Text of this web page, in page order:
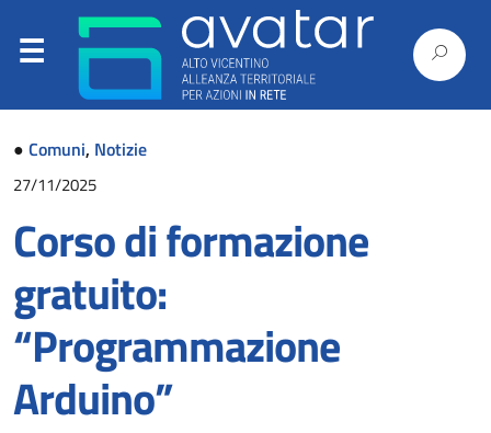
● Comuni, Notizie
27/11/2025
Corso di formazione
gratuito:
“Programmazione
Arduino”